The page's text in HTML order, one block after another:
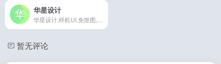
华星设计
暂无评论